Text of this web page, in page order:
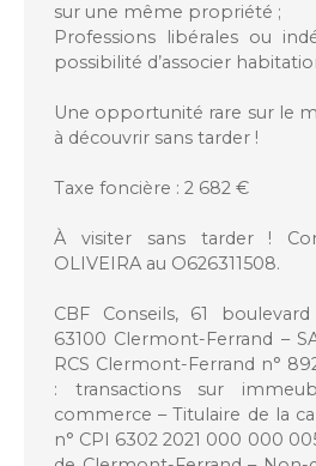
sur une même propriété ;
Professions libérales ou
possibilité d’associer
Une opportunité rare sur le
à découvrir sans tarder !
Taxe foncière : 2 682 €
À visiter sans tarder !
OLIVEIRA au O626311508.
CBF Conseils, 61
63100 Clermont-Ferrand –
RCS Clermont-Ferrand n°
: transactions sur
commerce – Titulaire de la
n° CPI 6302 2021 000 000